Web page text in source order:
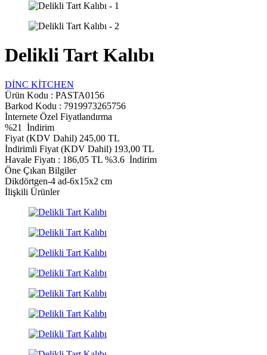
Delikli Tart Kalıbı
DİNC KİTCHEN
Ürün Kodu : PASTA0156
Barkod Kodu : 7919973265756
İnternete Özel Fiyatlandırma
%21
İndirim
Fiyat (KDV Dahil) 245,00 TL
İndirimli Fiyat (KDV Dahil) 193,00 TL
Havale Fiyatı : 186,05 TL %3.6 İndirim
Öne Çıkan Bilgiler
Dikdörtgen-4 ad-6x15x2 cm
İlişkili Ürünler